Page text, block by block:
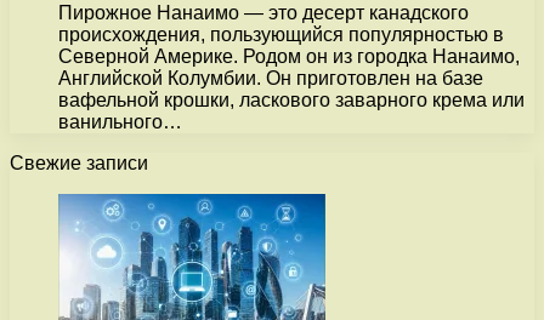
Пирожное Нанаимо — это десерт канадского
происхождения, пользующийся популярностью в
Северной Америке. Родом он из городка Нанаимо,
Английской Колумбии. Он приготовлен на базе
вафельной крошки, ласкового заварного крема или
ванильного…
Свежие записи